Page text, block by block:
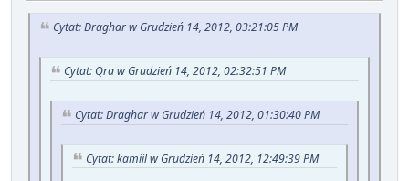
Cytat: Draghar w Grudzień 14, 2012, 03:21:05 PM
Cytat: Qra w Grudzień 14, 2012, 02:32:51 PM
Cytat: Draghar w Grudzień 14, 2012, 01:30:40 PM
Cytat: kamiil w Grudzień 14, 2012, 12:49:39 PM